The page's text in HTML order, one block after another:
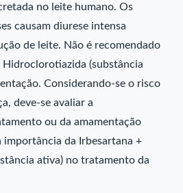
no leite humano. Os
causam diurese intensa
de leite. Não é recomendado
Hidroclorotiazida (substância
Considerando-se o risco
deve-se avaliar a
ou da amamentação
importância da Irbesartana +
ativa) no tratamento da